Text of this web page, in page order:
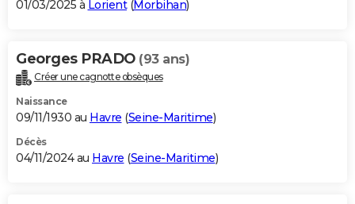
01/03/2025 à Lorient(Morbihan)
Georges PRADO (93 ans)
Créer une cagnotte obsèques
Naissance
09/11/1930 au Havre (Seine-Maritime)
Décès
04/11/2024 au Havre (Seine-Maritime)